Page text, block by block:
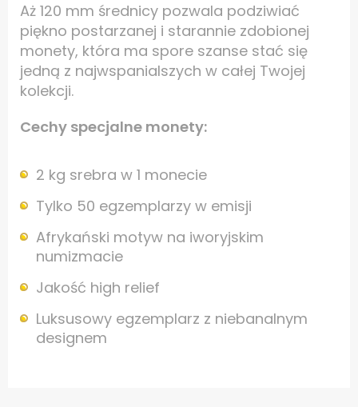
Aż 120 mm średnicy pozwala podziwiać
piękno postarzanej i starannie zdobionej
monety, która ma spore szanse stać się
jedną z najwspanialszych w całej Twojej
kolekcji.
Cechy specjalne monety:
2 kg srebra w 1 monecie
Tylko 50 egzemplarzy w emisji
Afrykański motyw na iworyjskim
numizmacie
Jakość high relief
Luksusowy egzemplarz z niebanalnym
designem